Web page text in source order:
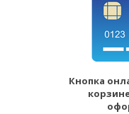
Кнопка